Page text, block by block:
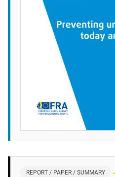
REPORT / PAPER / SUMMARY